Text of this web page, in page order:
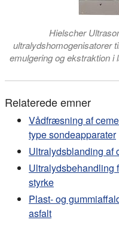
Hielscher
ultralydshomogenisatorer
emulgering og ekstraktion i
Relaterede emner
Vådfræsning af
type sondeapparater
Ultralydsblanding af
Ultralydsbehandling
styrke
Plast- og
asfalt